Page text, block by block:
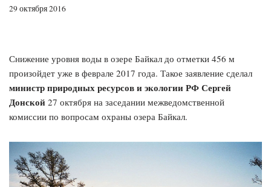
29 октября 2016
Снижение уровня воды в озере Байкал до отметки 456 м
произойдет уже в феврале 2017 года. Такое заявление сделал
министр природных ресурсов и экологии РФ Сергей
Донской 27 октября на заседании межведомственной
комиссии по вопросам охраны озера Байкал.